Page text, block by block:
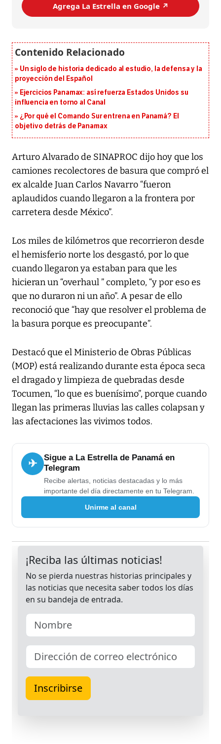
Agrega La Estrella en Google ↗️
Un siglo de historia dedicado al estudio, la defensa y la
proyección del Español
Ejercicios Panamax: así refuerza Estados Unidos su
influencia en torno al Canal
¿Por qué el Comando Sur entrena en Panamá? El
objetivo detrás de Panamax
Arturo Alvarado de SINAPROC dijo hoy que los
camiones recolectores de basura que compró el
ex alcalde Juan Carlos Navarro “fueron
aplaudidos cuando llegaron a la frontera por
carretera desde México”.
Los miles de kilómetros que recorrieron desde
el hemisferio norte los desgastó, por lo que
cuando llegaron ya estaban para que les
hicieran un “overhaul ” completo, “y por eso es
que no duraron ni un año”. A pesar de ello
reconoció que “hay que resolver el problema de
la basura porque es preocupante”.
Destacó que el Ministerio de Obras Públicas
(MOP) está realizando durante esta época seca
el dragado y limpieza de quebradas desde
Tocumen, “lo que es buenísimo”, porque cuando
llegan las primeras lluvias las calles colapsan y
las afectaciones las vivimos todos.
✈
Sigue a La Estrella de Panamá en
Telegram
Recibe alertas, noticias destacadas y lo más
importante del día directamente en tu Telegram.
Unirme al canal